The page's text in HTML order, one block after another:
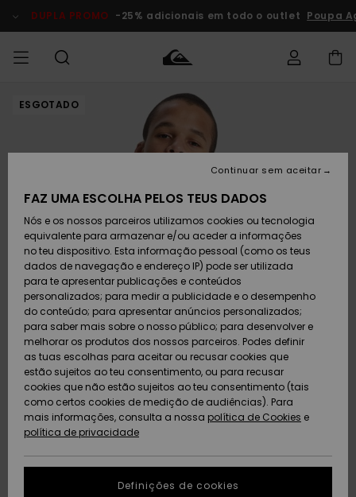
do
DUPLA PROMO -25% adicionais em todo o outlet Poupa
HOMEM Roupas
Calçado e
chinelos
Surfe/água
Snow
Artigos
recém-
chegados
Coleções
MENINO
Roupas
Calçado e
chinelos
Surfe/água
Neve
Artigos
recém-
chegados
Highlights
MULHER
Shop
chegados
Highlights
Snow
SURF
Surf Shop
Homem
Crianças
Highlights
Community
SNOW
Artigos
Neve
Homem
Artigos
Criança
Snow Shop
Feminino
Highlights
Community
DUPLA
PROMO
Outlet
Homem
Criança
Outlet
Mulher
AJUDA
Acede à tua
encomenda
Devoluções
Pagamento
Cartão
presente
Quiksilver
Freedom
Protecção de
dados
Guia de
tamanhos
SUSTAINABILITY
ESGOTADO
FAZ UMA ESCOLHA PELOS TEUS DADOS
Nós e os nossos parceiros utilizamos cookies ou tecnologia
equivalente para armazenar e/ou aceder a informações
no teu dispositivo. Esta informação pessoal (como os teus
dados de navegação e endereço IP) pode ser utilizada
para te apresentar publicações e conteúdos
personalizados; para medir a publicidade e o desempenho
do conteúdo; para apresentar anúncios personalizados;
para saber mais sobre o nosso público; para desenvolver e
melhorar os produtos dos nossos parceiros. Podes definir
as tuas escolhas para aceitar ou recusar cookies que
estão sujeitos ao teu consentimento, ou para recusar
cookies que não estão sujeitos ao teu consentimento (tais
como certos cookies de medição de audiências). Para
mais informações, consulta a nossa política de Cookies e
política de privacidade
Definições de cookies
Continuar sem aceitar